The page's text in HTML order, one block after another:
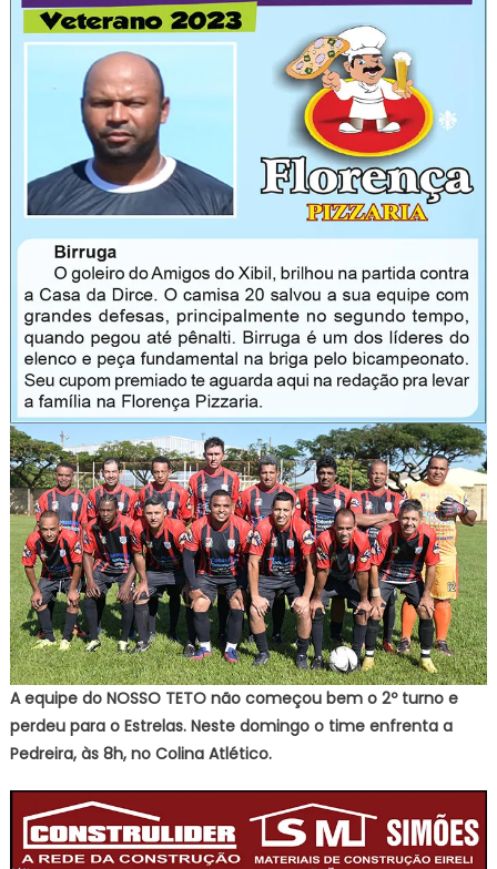
A equipe do NOSSO TETO não começou bem o 2º turno e
perdeu para o Estrelas. Neste domingo o time enfrenta a
Pedreira, às 8h, no Colina Atlético.